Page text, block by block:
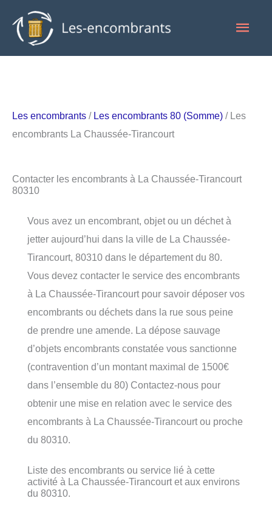
contenu
Les encombrants / Les encombrants 80 (Somme) / Les
encombrants La Chaussée-Tirancourt
Contacter les encombrants à La Chaussée-Tirancourt
80310
Vous avez un encombrant, objet ou un déchet à
jetter aujourd’hui dans la ville de La Chaussée-
Tirancourt, 80310 dans le département du 80.
Vous devez contacter le service des encombrants
à La Chaussée-Tirancourt pour savoir déposer vos
encombrants ou déchets dans la rue sous peine
de prendre une amende. La dépose sauvage
d’objets encombrants constatée vous sanctionne
(contravention d’un montant maximal de 1500€
dans l’ensemble du 80) Contactez-nous pour
obtenir une mise en relation avec le service des
encombrants à La Chaussée-Tirancourt ou proche
du 80310.
Liste des encombrants ou service lié à cette
activité à La Chaussée-Tirancourt et aux environs
du 80310.